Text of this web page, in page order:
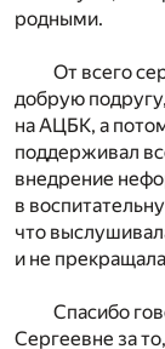
родными.
От всего
добрую
на АЦБК, а
поддерживал
внедрение
в
что
и не
Спасибо
Сергеевне за